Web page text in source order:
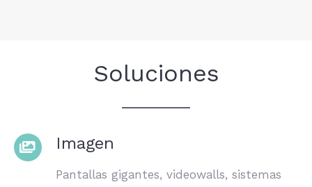
Soluciones
Imagen
Pantallas gigantes, videowalls, sistemas